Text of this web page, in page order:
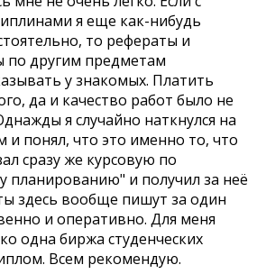
я еще как-нибудь
то рефераты и
по другим предметам
у знакомых. Платить
да и качество работ было не
я случайно наткнулся на
и понял, что это именно то, что
сразу же курсовую по
планированию" и получил за неё
здесь вообще пишут за один
и оперативно. Для меня
одна биржа студенческих
Всем рекомендую.